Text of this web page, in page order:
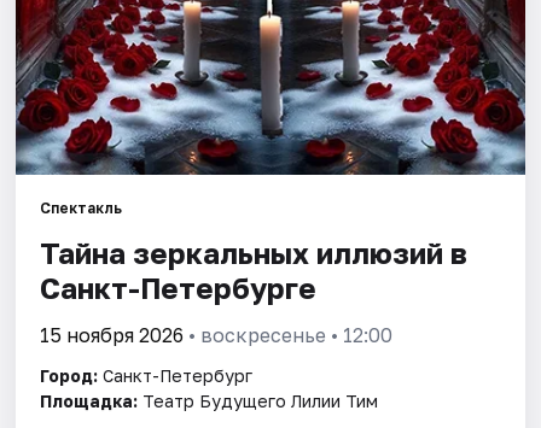
Спектакль
Тайна зеркальных иллюзий в
Санкт-Петербурге
15 ноября 2026 • воскресенье • 12:00
Город: Санкт-Петербург
Площадка: Театр Будущего Лилии Тим